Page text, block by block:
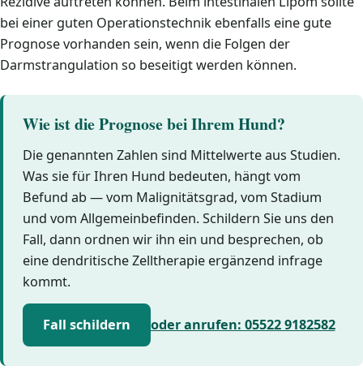
bei einer guten Operationstechnik ebenfalls eine gute
Prognose vorhanden sein, wenn die Folgen der
Darmstrangulation so beseitigt werden können.
Wie ist die Prognose bei Ihrem Hund?
Die genannten Zahlen sind Mittelwerte aus Studien.
Was sie für Ihren Hund bedeuten, hängt vom
Befund ab — vom Malignitätsgrad, vom Stadium
und vom Allgemeinbefinden. Schildern Sie uns den
Fall, dann ordnen wir ihn ein und besprechen, ob
eine dendritische Zelltherapie ergänzend infrage
kommt.
Fall schildern oder anrufen: 05522 9182582